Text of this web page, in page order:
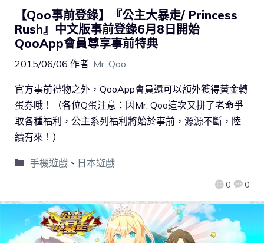
【Qoo事前登錄】『公主大暴走/ Princess
Rush』中文版事前登錄6月8日開始
QooApp會員尊享事前特典
2015/06/06 作者: Mr. Qoo
0 0
官方事前禮物之外，QooApp會員還可以額外獲得黃金轉
蛋券哦！（各位Q蛋注意：因Mr. Qoo這次又拼了老命爭
取各種福利，公主系列福利將始於事前，源源不斷，陸
續有來！）
手機遊戲、 日本遊戲